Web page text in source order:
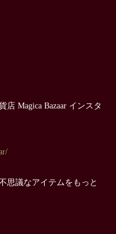
Magica Bazaar インスタ
思議なアイテムをもっと